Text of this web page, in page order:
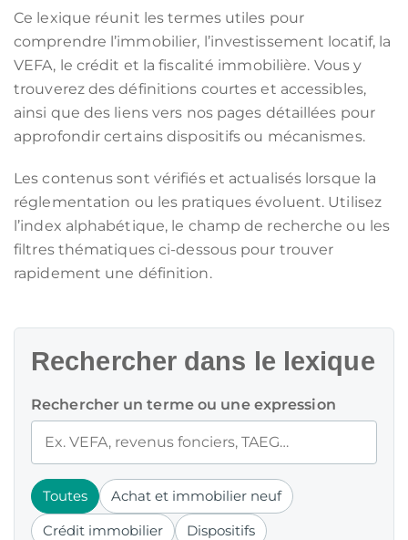
Ce lexique réunit les termes utiles pour
comprendre l’immobilier, l’investissement locatif, la
VEFA, le crédit et la fiscalité immobilière. Vous y
trouverez des définitions courtes et accessibles,
ainsi que des liens vers nos pages détaillées pour
approfondir certains dispositifs ou mécanismes.
Les contenus sont vérifiés et actualisés lorsque la
réglementation ou les pratiques évoluent. Utilisez
l’index alphabétique, le champ de recherche ou les
filtres thématiques ci-dessous pour trouver
rapidement une définition.
Rechercher dans le lexique
Rechercher un terme ou une expression
Toutes Achat et immobilier neuf
Crédit immobilier Dispositifs